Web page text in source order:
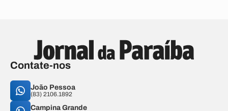
Contate-nos
João Pessoa
(83) 2106.1892
Campina Grande